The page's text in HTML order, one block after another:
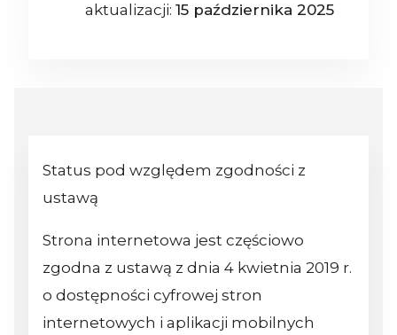
aktualizacji: 15 października 2025
Status pod względem zgodności z
ustawą
Strona internetowa jest częściowo
zgodna z ustawą z dnia 4 kwietnia 2019 r.
o dostępności cyfrowej stron
internetowych i aplikacji mobilnych